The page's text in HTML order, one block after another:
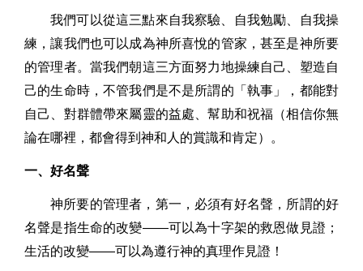
我們可以從這三點來自我察驗、自我勉勵、自我操
練，讓我們也可以成為神所喜悅的管家，甚至是神所要
的管理者。當我們朝這三方面努力地操練自己、塑造自
己的生命時，不管我們是不是所謂的「執事」，都能對
自己、對群體帶來屬靈的益處、幫助和祝福（相信你無
論在哪裡，都會得到神和人的賞識和肯定）。
一、好名聲
神所要的管理者，第一，必須有好名聲，所謂的好
名聲是指生命的改變——可以為十字架的救恩做見證；
生活的改變——可以為遵行神的真理作見證！